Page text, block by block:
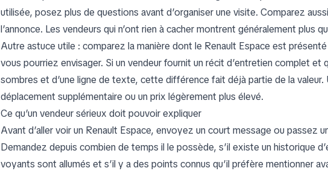
utilisée, posez plus de questions avant d’organiser une visite. Comparez
l’annonce. Les vendeurs qui n’ont rien à cacher montrent généralement plus
Autre astuce utile : comparez la manière dont le Renault Espace est
vous pourriez envisager. Si un vendeur fournit un récit d’entretien complet
sombres et d’une ligne de texte, cette différence fait déjà partie de la
déplacement supplémentaire ou un prix légèrement plus élevé.
Ce qu’un vendeur sérieux doit pouvoir expliquer
Avant d’aller voir un Renault Espace, envoyez un court message ou passez
Demandez depuis combien de temps il le possède, s’il existe un historique
voyants sont allumés et s’il y a des points connus qu’il préfère mentionner